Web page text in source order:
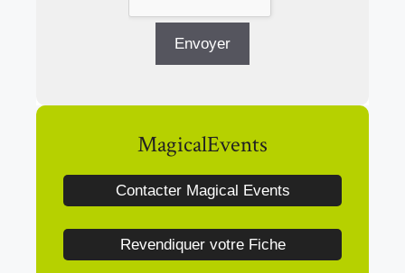
MagicalEvents
Contacter Magical Events
Revendiquer votre Fiche